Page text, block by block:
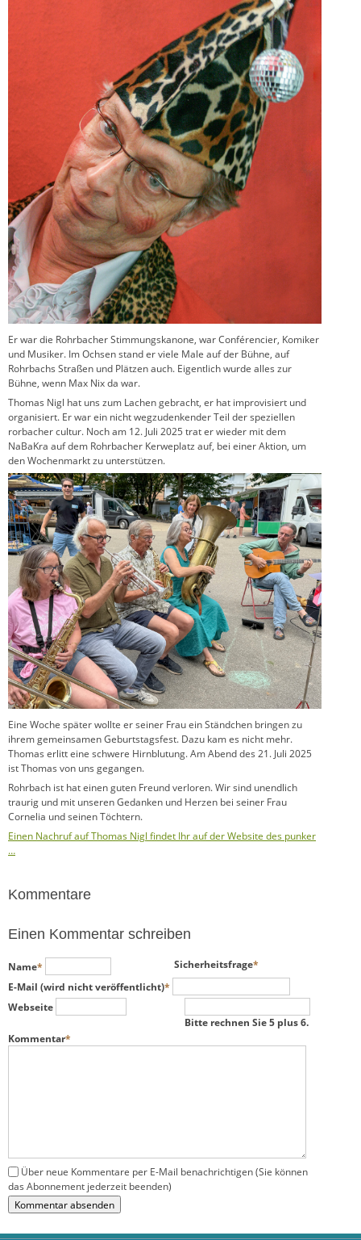
Er war die Rohrbacher Stimmungskanone, war Conférencier, Komiker
und Musiker. Im Ochsen stand er viele Male auf der Bühne, auf
Rohrbachs Straßen und Plätzen auch. Eigentlich wurde alles zur
Bühne, wenn Max Nix da war.
Thomas Nigl hat uns zum Lachen gebracht, er hat improvisiert und
organisiert. Er war ein nicht wegzudenkender Teil der speziellen
rorbacher cultur. Noch am 12. Juli 2025 trat er wieder mit dem
NaBaKra auf dem Rohrbacher Kerweplatz auf, bei einer Aktion, um
den Wochenmarkt zu unterstützen.
Eine Woche später wollte er seiner Frau ein Ständchen bringen zu
ihrem gemeinsamen Geburtstagsfest. Dazu kam es nicht mehr.
Thomas erlitt eine schwere Hirnblutung. Am Abend des 21. Juli 2025
ist Thomas von uns gegangen.
Rohrbach ist hat einen guten Freund verloren. Wir sind unendlich
traurig und mit unseren Gedanken und Herzen bei seiner Frau
Cornelia und seinen Töchtern.
Einen Nachruf auf Thomas Nigl findet Ihr auf der Website des punker
…
Kommentare
Einen Kommentar schreiben
Pflichtfeld
Name*
Pflichtfeld
E-Mail (wird nicht veröffentlicht)*
Webseite
Pflichtfeld
Sicherheitsfrage*
Bitte rechnen Sie 5 plus 6.
Pflichtfeld
Kommentar*
Über neue Kommentare per E-Mail benachrichtigen (Sie können
das Abonnement jederzeit beenden)
Kommentar absenden